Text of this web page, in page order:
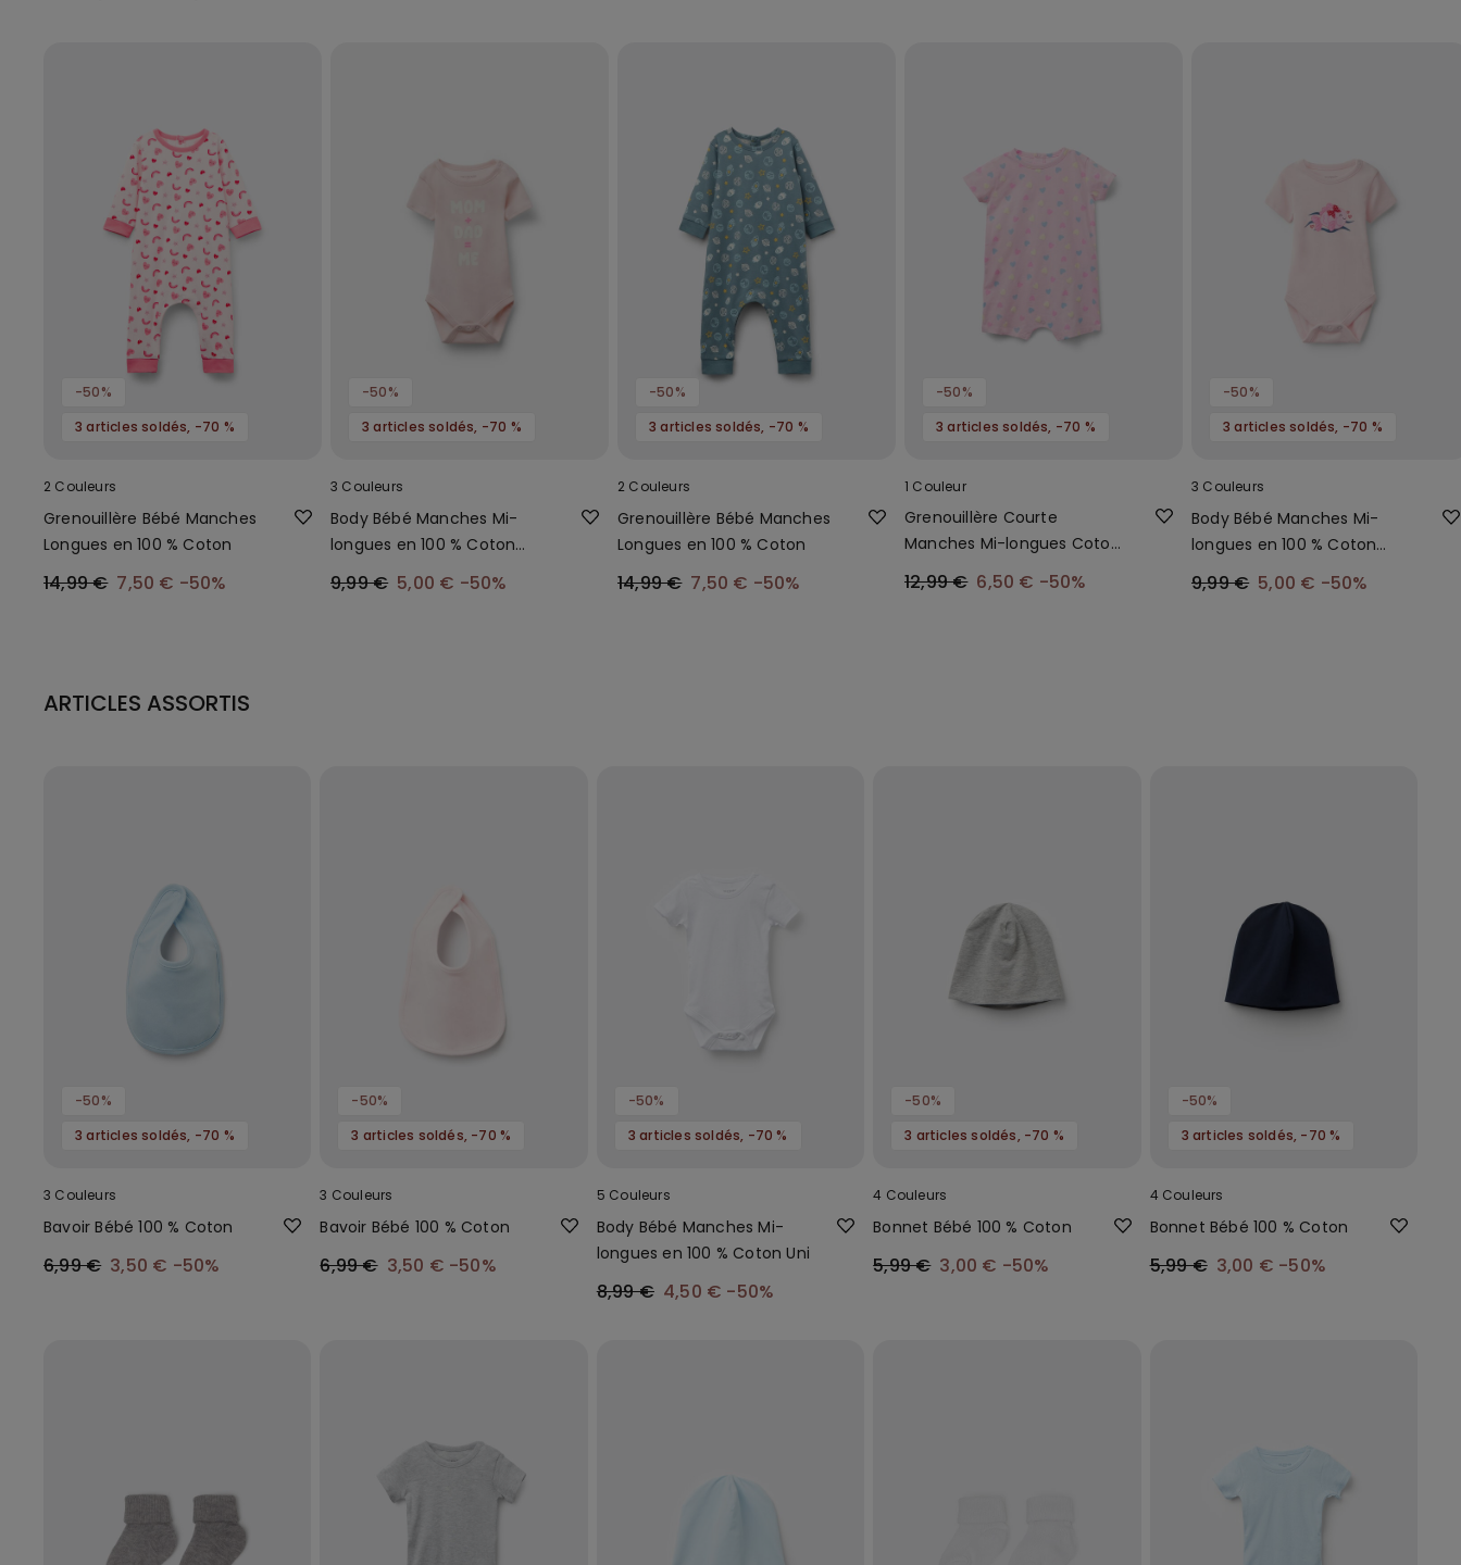
-50%
3 articles soldés, -70 %
2 Couleurs
Grenouillère Bébé Manches
Longues en 100 % Coton
14,99 € 7,50 € -50%
-50%
3 articles soldés, -70 %
3 Couleurs
Body Bébé Manches Mi-
longues en 100 % Coton
9,99 € 5,00 € -50%
-50%
3 articles soldés, -70 %
2 Couleurs
Grenouillère Bébé Manches
Longues en 100 % Coton
14,99 € 7,50 € -50%
-50%
3 articles soldés, -70 %
1 Couleur
Grenouillère Courte
Manches Mi-longues Coton
12,99 € 6,50 € -50%
-50%
3 articles soldés, -70 %
3 Couleurs
Body Bébé Manches Mi-
longues en 100 % Coton
9,99 € 5,00 € -50%
ARTICLES ASSORTIS
-50%
3 articles soldés, -70 %
3 Couleurs
Bavoir Bébé 100 % Coton
6,99 € 3,50 € -50%
-50%
3 articles soldés, -70 %
3 Couleurs
Bavoir Bébé 100 % Coton
6,99 € 3,50 € -50%
-50%
3 articles soldés, -70 %
5 Couleurs
Body Bébé Manches Mi-
longues en 100 % Coton Uni
8,99 € 4,50 € -50%
-50%
3 articles soldés, -70 %
4 Couleurs
Bonnet Bébé 100 % Coton
5,99 € 3,00 € -50%
-50%
3 articles soldés, -70 %
4 Couleurs
Bonnet Bébé 100 % Coton
5,99 € 3,00 € -50%